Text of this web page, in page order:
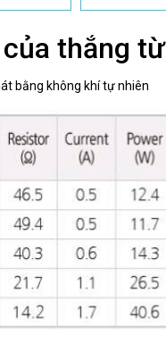
thắng từ
bằng không khí tự nhiên